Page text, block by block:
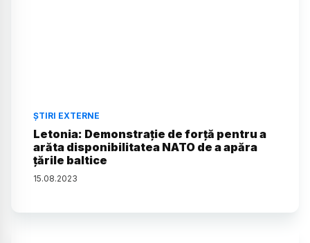
ȘTIRI EXTERNE
Letonia: Demonstrație de forță pentru a
arăta disponibilitatea NATO de a apăra
țările baltice
15.08.2023